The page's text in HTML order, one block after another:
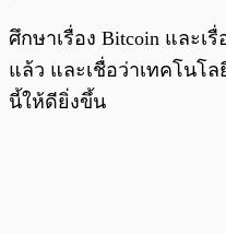
ศึกษาเรื่อง Bitcoin และเ
แล้ว และเชื่อว่าเทคโนโ
นี้ให้ดียิ่งขึ้น